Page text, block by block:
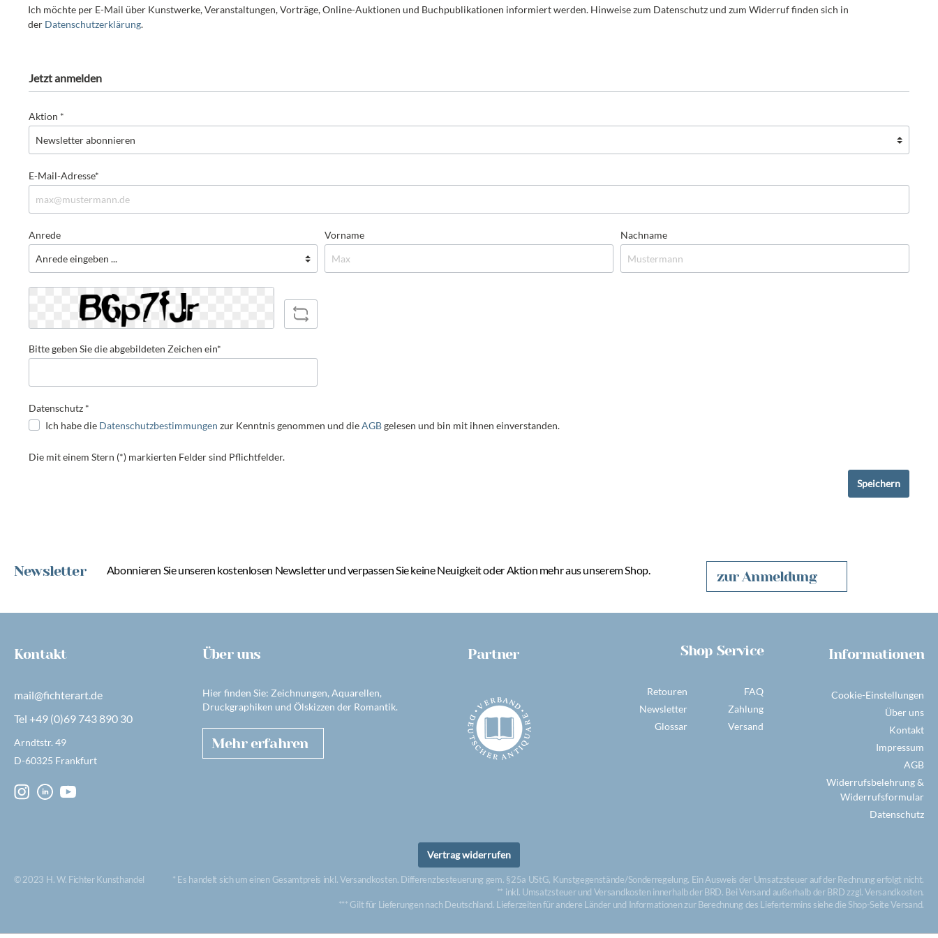
Ich möchte per E-Mail über Kunstwerke, Veranstaltungen, Vorträge, Online-Auktionen und Buchpublikationen informiert werden. Hinweise zum Datenschutz und zum Widerruf finden sich in
der Datenschutzerklärung.
Jetzt anmelden
Aktion *
E-Mail-Adresse*
Anrede Vorname Nachname
Bitte geben Sie die abgebildeten Zeichen ein*
Datenschutz *
Ich habe die Datenschutzbestimmungen zur Kenntnis genommen und dieAGBgelesen und bin mit ihnen einverstanden.
Die mit einem Stern (*) markierten Felder sind Pflichtfelder.
Speichern
Newsletter Abonnieren Sie unseren kostenlosen Newsletter und verpassen Sie keine Neuigkeit oder Aktion mehr aus unserem Shop. zur Anmeldung
Kontakt
mail@fichterart.de
Tel +49 (0)69 743 890 30
Arndtstr. 49
D-60325 Frankfurt
Über uns
Hier finden Sie: Zeichnungen, Aquarellen,
Druckgraphiken und Ölskizzen der Romantik.
Mehr erfahren
Partner Shop Service
Retouren
Newsletter
Glossar
FAQ
Zahlung
Versand
Informationen
Cookie-Einstellungen
Über uns
Kontakt
Impressum
AGB
Widerrufsbelehrung &
Widerrufsformular
Datenschutz
Vertrag widerrufen
© 2023 H. W. Fichter Kunsthandel
* Es handelt sich um einen Gesamtpreis inkl. Versandkosten. Differenzbesteuerung gem. §25a UStG, Kunstgegenstände/Sonderregelung. Ein Ausweis der Umsatzsteuer auf der Rechnung erfolgt nicht.
** inkl. Umsatzsteuer und Versandkosten innerhalb der BRD. Bei Versand außerhalb der BRD zzgl. Versandkosten.
*** Gilt für Lieferungen nach Deutschland. Lieferzeiten für andere Länder und Informationen zur Berechnung des Liefertermins siehe die Shop-Seite Versand.